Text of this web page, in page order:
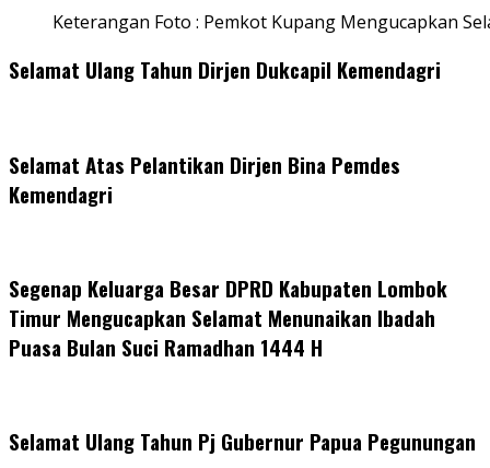
Keterangan Foto : Pemkot Kupang Mengucapkan
Selamat Ulang Tahun Dirjen Dukcapil Kemendagri
Selamat Atas Pelantikan Dirjen Bina Pemdes
Kemendagri
Segenap Keluarga Besar DPRD Kabupaten Lombok
Timur Mengucapkan Selamat Menunaikan Ibadah
Puasa Bulan Suci Ramadhan 1444 H
Selamat Ulang Tahun Pj Gubernur Papua Pegunungan